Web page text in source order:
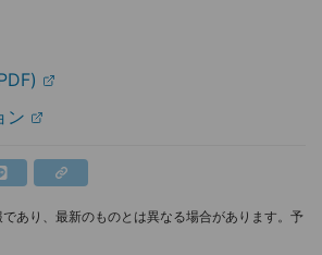
ン
あり、最新のものとは異なる場合があります。予